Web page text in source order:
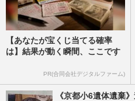
【あなたが宝くじ当てる確率
は】結果が動く瞬間、ここです
PR(合同会社デジタルファーム)
《京都小6遺体遺棄